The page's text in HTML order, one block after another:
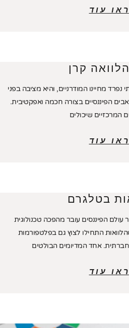
עוד
קרן
מחיינו המודרניים, והיא מציבה בפני
הפיננסיים בצורה חכמה ואפקטיבית.
המרכזיים שיכולים
עוד
בטלגרם
עולם הפיננסים עובר מהפכה טכנולוגית
התחילו לצוץ גם בפלטפורמות
אחד המדיומים הבולטים
עוד